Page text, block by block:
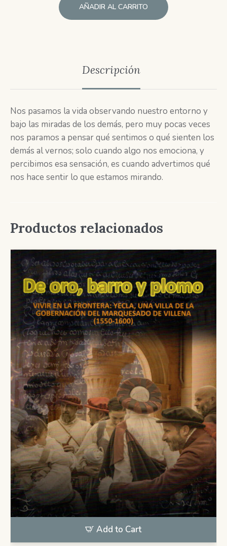
AÑADIR AL CARRITO
Descripción
Nos pasamos la vida observando nuestro entorno y
bajo las miradas de los demás, pero muy pocas veces
nos paramos a pensar qué sentimos o qué sienten los
demás al vernos; solo cuando algo nos emociona, y
percibimos esa sensación, es cuando advertimos qué
nos hace sentir lo que estamos mirando.
Productos relacionados
Add to Cart